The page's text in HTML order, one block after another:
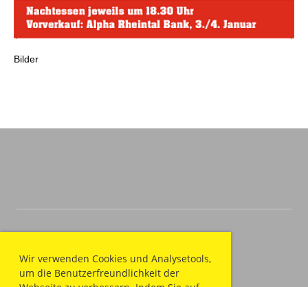
Wir verwenden Cookies und Analysetools,
um die Benutzerfreundlichkeit der
Bilder